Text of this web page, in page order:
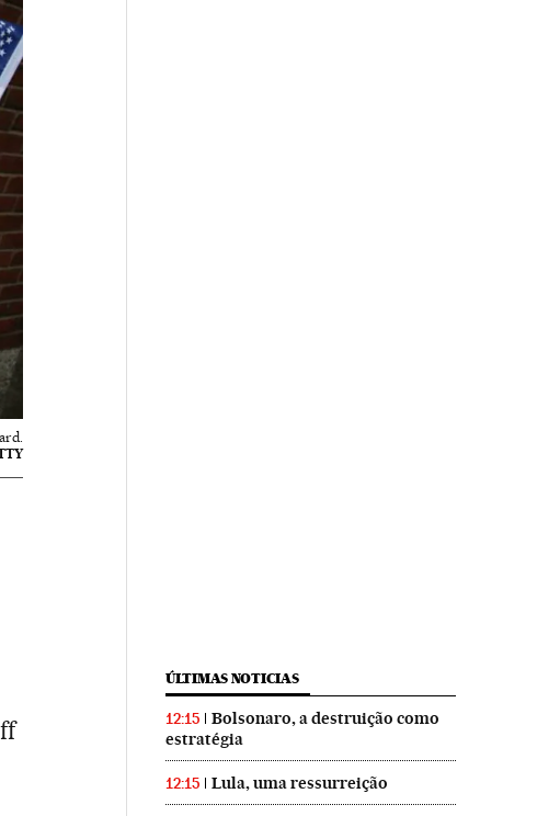
ÚLTIMAS NOTICIAS
12:15
Bolsonaro, a destruição como
estratégia
12:15 Lula, uma ressurreição